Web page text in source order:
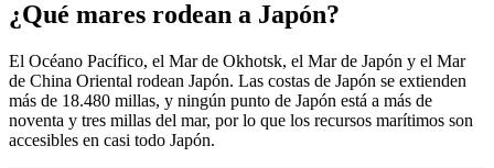
¿Qué mares rodean a Japón?
El Océano Pacífico, el Mar de Okhotsk, el Mar de Japón y el Mar
de China Oriental rodean Japón. Las costas de Japón se extienden
más de 18.480 millas, y ningún punto de Japón está a más de
noventa y tres millas del mar, por lo que los recursos marítimos son
accesibles en casi todo Japón.